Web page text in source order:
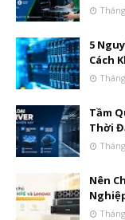
5
Cách
Tầm
Thời
Nên